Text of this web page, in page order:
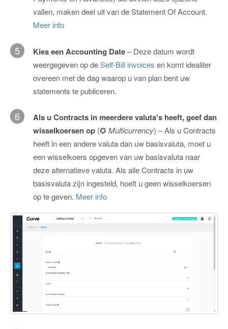
vallen, maken deel uit van de Statement Of Account.
Meer info
5 Kies een Accounting Date– Deze datum wordt
weergegeven op deSelf-Bill invoices en komt idealiter
overeen met de dag waarop u van plan bent uw
statements te publiceren.
6
Als u Contracts in meerdere valuta's heeft, geef dan
wisselkoersen op (✪ Multicurrency) – Als u Contracts
heeft in een andere valuta dan uw basisvaluta, moet u
een wisselkoers opgeven van uw basisvaluta naar
deze alternatieve valuta. Als alle Contracts in uw
basisvaluta zijn ingesteld, hoeft u geen wisselkoersen
op te geven. Meer info